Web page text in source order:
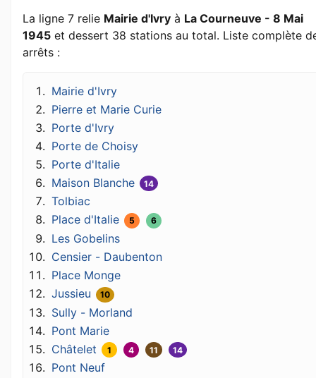
La ligne 7 relie Mairie d'Ivry à La Courneuve - 8 Mai
1945 et dessert 38 stations au total. Liste complète
arrêts :
Mairie d'Ivry
Pierre et Marie Curie
Porte d'Ivry
Porte de Choisy
Porte d'Italie
Maison Blanche
14
Tolbiac
Place d'Italie
5 6
Les Gobelins
Censier - Daubenton
Place Monge
Jussieu
10
Sully - Morland
Pont Marie
Châtelet
1 4 11 14
Pont Neuf